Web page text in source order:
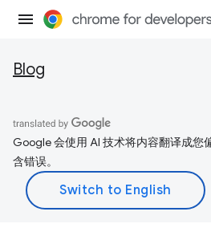
Blog
Google 会使用 AI 技术将内容翻译成您
含错误。